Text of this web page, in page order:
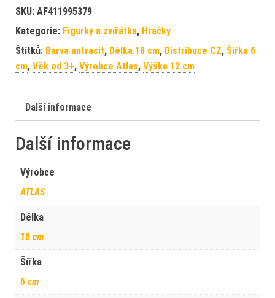
SKU: AF411995379
Kategorie: Figurky a zvířátka, Hračky
Štítků: Barva antracit, Délka 18 cm, Distribuce CZ, Šířka 6
cm, Věk od 3+, Výrobce Atlas, Výška 12 cm
Další informace
Další informace
Výrobce
ATLAS
Délka
18 cm
Šířka
6 cm